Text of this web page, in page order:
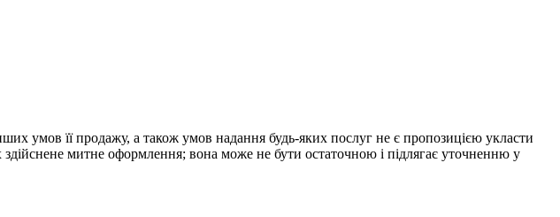
умов її продажу, а також умов надання будь-яких послуг не є пропозицією укласти
митне оформлення; вона може не бути остаточною і підлягає уточненню у